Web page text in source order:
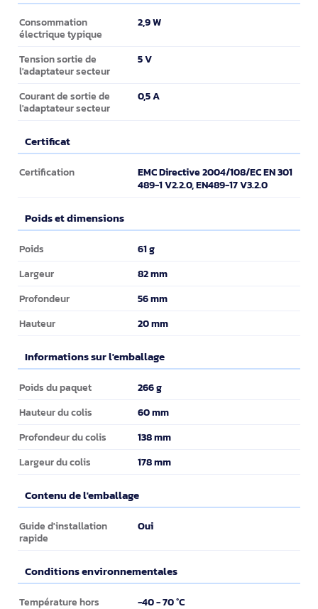
Puissance
Consommation
électrique typique
2,9 W
Tension sortie de
l'adaptateur secteur
5 V
Courant de sortie de
l'adaptateur secteur
0,5 A
Certificat
Certificat
Certification
EMC Directive 2004/108/EC EN 301
489-1 V2.2.0, EN489-17 V3.2.0
Poids et dimensions
Poids et dimensions
Poids 61 g
Largeur 82 mm
Profondeur 56 mm
Hauteur 20 mm
Informations sur l'emballage
Informations sur l'emballage
Poids du paquet 266 g
Hauteur du colis 60 mm
Profondeur du colis 138 mm
Largeur du colis 178 mm
Contenu de l'emballage
Contenu de l'emballage
Guide d'installation
rapide
Oui
Conditions environnementales
Conditions environnementales
Température hors
-40 - 70 °C